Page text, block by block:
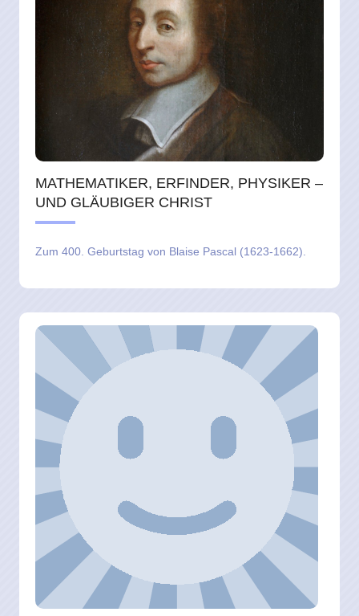
MATHEMATIKER, ERFINDER, PHYSIKER –
UND GLÄUBIGER CHRIST
Zum 400. Geburtstag von Blaise Pascal (1623-1662).